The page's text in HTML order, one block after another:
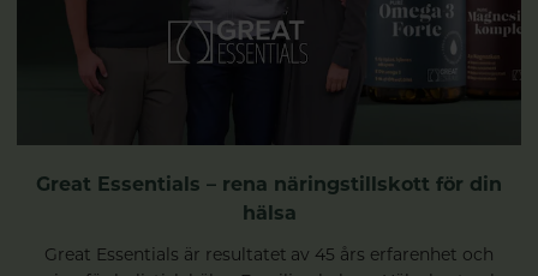
Great Essentials – rena näringstillskott för din
hälsa
Great Essentials är resultatet av 45 års erfarenhet och